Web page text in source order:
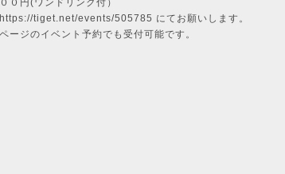
０円(ワンドリンク付）
tiget.net/events/505785 にてお願いします。
ージのイベント予約でも受付可能です。